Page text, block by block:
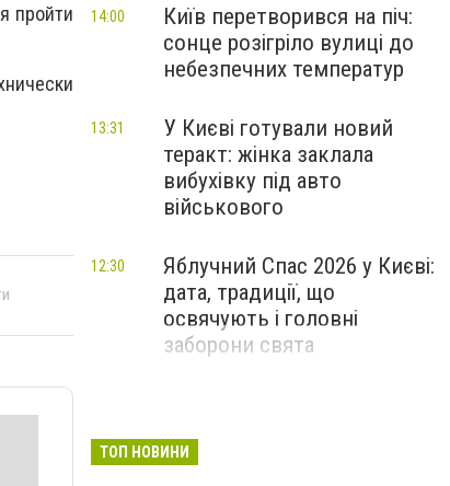
пройти
Київ перетворився на піч:
сонце розігріло вулиці до
небезпечних температур
14:00
У Києві готували новий
теракт: жінка заклала
вибухівку під авто
військового
13:31
Яблучний Спас 2026 у Києві:
дата, традиції, що
освячують і головні
заборони свята
12:30
ТОП НОВИНИ